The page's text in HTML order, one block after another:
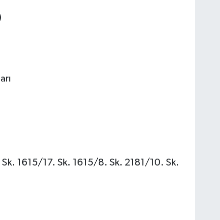
1615/17. Sk. 1615/8. Sk. 2181/10. Sk.